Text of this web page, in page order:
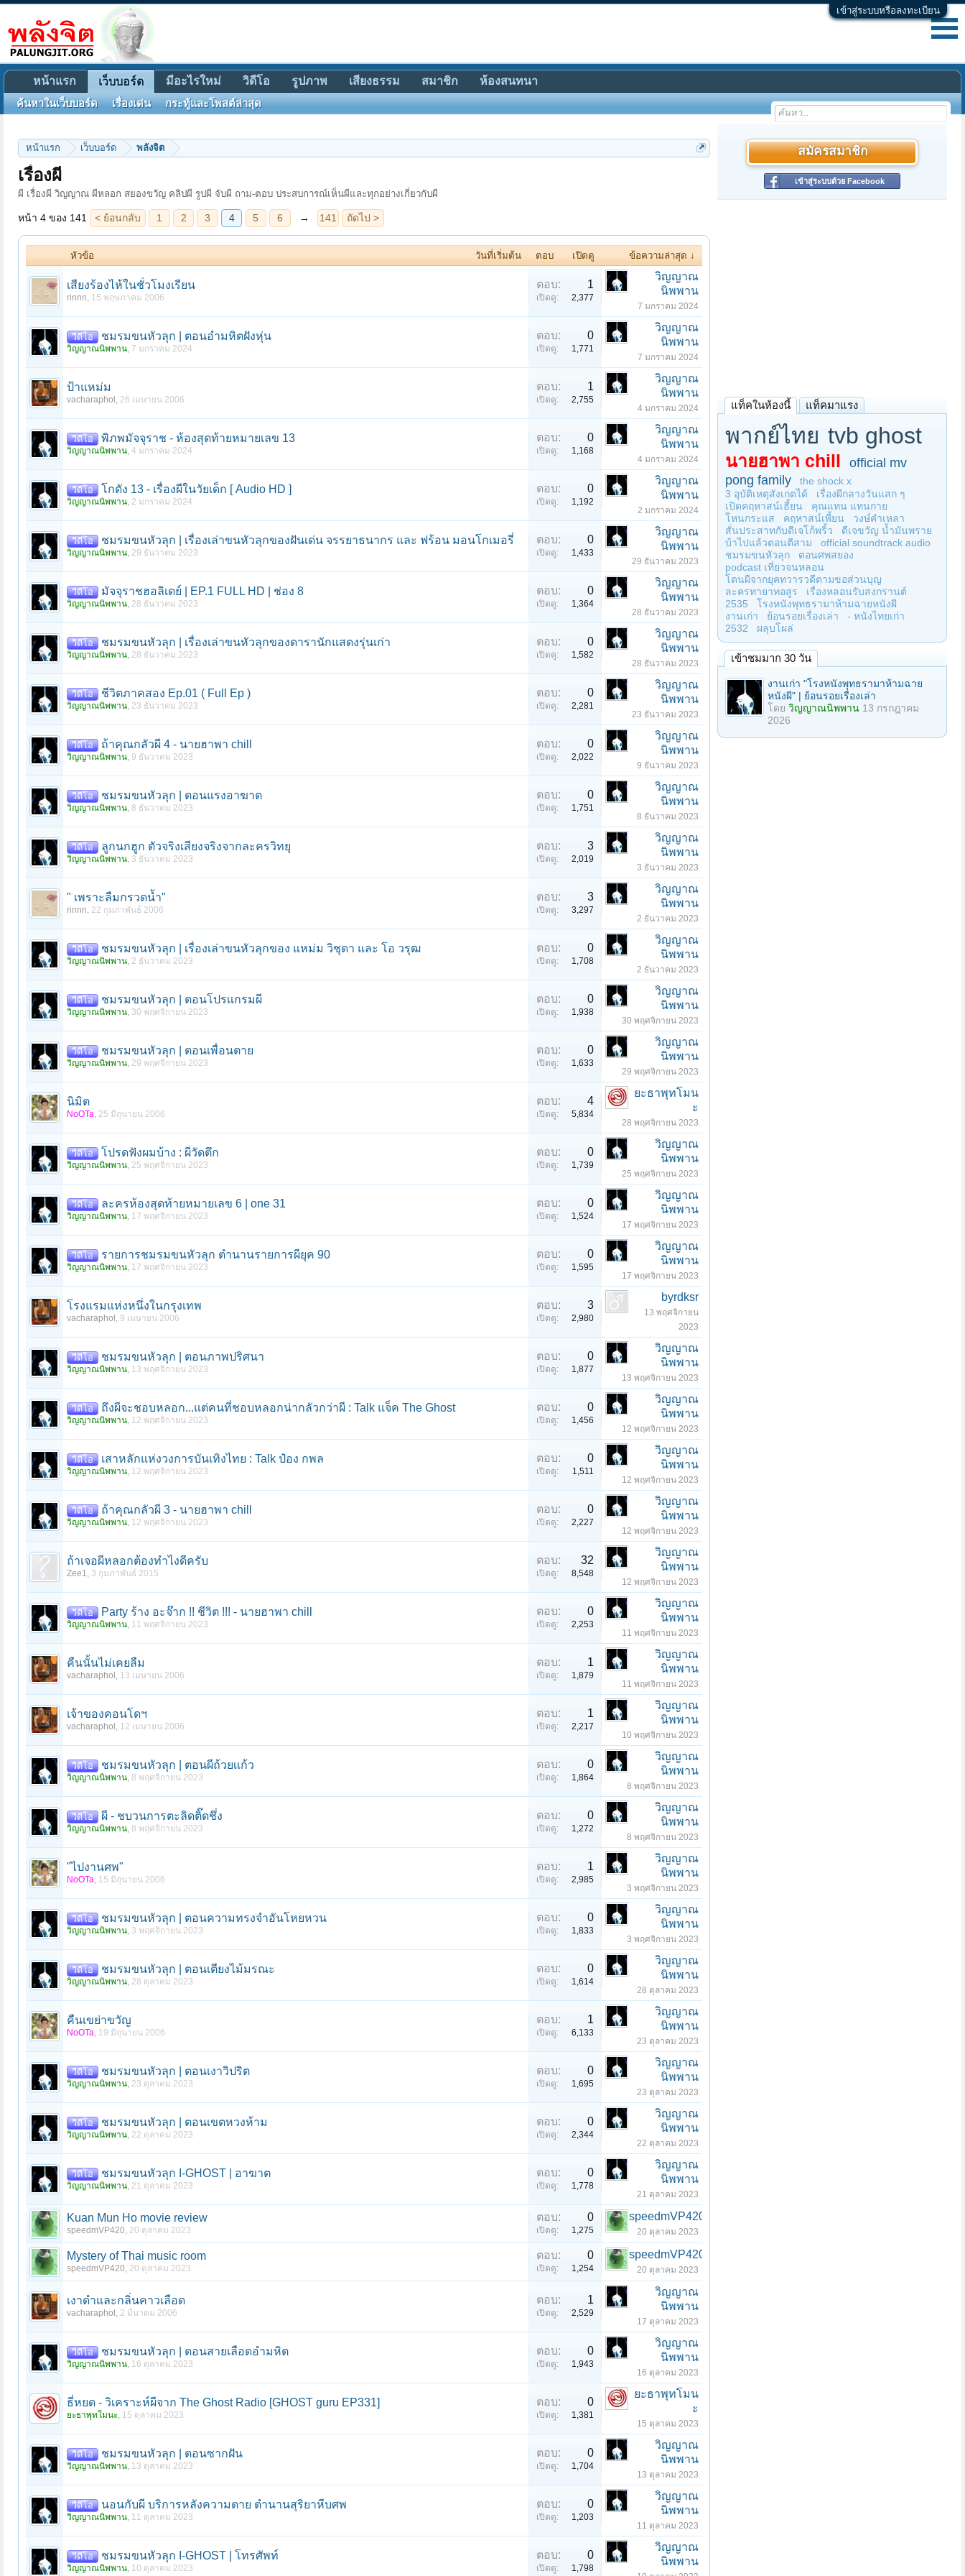
เข้าสู่ระบบหรือลงทะเบียน
หน้าแรก เว็บบอร์ด พลังจิต
เรื่องผี
ผี เรื่องผี วิญญาณ ผีหลอก สยองขวัญ คลิปผี รูปผี จับผี ถาม-ตอบ ประสบการณ์เห็นผีและทุกอย่างเกี่ยวกับผี
หน้า 4 ของ 141 < ย้อนกลับ 1 2 3 4 5 6 → 141 ถัดไป >
หัวข้อ วันที่เริ่มต้น ตอบ เปิดดู ข้อความล่าสุด ↓
เสียงร้องไห้ในชั่วโมงเรียน
rinnn, 15 พฤษภาคม 2006
ตอบ: 1
เปิดดู: 2,377
วิญญาณ
นิพพาน
7 มกราคม 2024
วีดีโอ ชมรมขนหัวลุก | ตอนอำมหิตฝังหุ่น
วิญญาณนิพพาน, 7 มกราคม 2024
ตอบ: 0
เปิดดู: 1,771
วิญญาณ
นิพพาน
7 มกราคม 2024
ป้าแหม่ม
vacharaphol , 26 เมษายน 2006
ตอบ: 1
เปิดดู: 2,755
วิญญาณ
นิพพาน
4 มกราคม 2024
วีดีโอ พิภพมัจจุราช - ห้องสุดท้ายหมายเลข 13
วิญญาณนิพพาน, 4 มกราคม 2024
ตอบ: 0
เปิดดู: 1,168
วิญญาณ
นิพพาน
4 มกราคม 2024
วีดีโอ โกดัง 13 - เรื่องผีในวัยเด็ก [ Audio HD ]
วิญญาณนิพพาน, 2 มกราคม 2024
ตอบ: 0
เปิดดู: 1,192
วิญญาณ
นิพพาน
2 มกราคม 2024
วีดีโอ ชมรมขนหัวลุก | เรื่องเล่าขนหัวลุกของฝันเด่น จรรยาธนากร และ ฟร้อน มอนโกเมอรี่
วิญญาณนิพพาน, 29 ธันวาคม 2023
ตอบ: 0
เปิดดู: 1,433
วิญญาณ
นิพพาน
29 ธันวาคม 2023
วีดีโอ มัจจุราชฮอลิเดย์ | EP.1 FULL HD | ช่อง 8
วิญญาณนิพพาน, 28 ธันวาคม 2023
ตอบ: 0
เปิดดู: 1,364
วิญญาณ
นิพพาน
28 ธันวาคม 2023
วีดีโอ ชมรมขนหัวลุก | เรื่องเล่าขนหัวลุกของดารานักแสดงรุ่นเก่า
วิญญาณนิพพาน, 28 ธันวาคม 2023
ตอบ: 0
เปิดดู: 1,582
วิญญาณ
นิพพาน
28 ธันวาคม 2023
วีดีโอ ชีวิตภาคสอง Ep.01 ( Full Ep )
วิญญาณนิพพาน, 23 ธันวาคม 2023
ตอบ: 0
เปิดดู: 2,281
วิญญาณ
นิพพาน
23 ธันวาคม 2023
วีดีโอ ถ้าคุณกลัวผี 4 - นายฮาพา chill
วิญญาณนิพพาน, 9 ธันวาคม 2023
ตอบ: 0
เปิดดู: 2,022
วิญญาณ
นิพพาน
9 ธันวาคม 2023
วีดีโอ ชมรมขนหัวลุก | ตอนแรงอาฆาต
วิญญาณนิพพาน, 8 ธันวาคม 2023
ตอบ: 0
เปิดดู: 1,751
วิญญาณ
นิพพาน
8 ธันวาคม 2023
วีดีโอ ลูกนกฮูก ตัวจริงเสียงจริงจากละครวิทยุ
วิญญาณนิพพาน, 3 ธันวาคม 2023
ตอบ: 3
เปิดดู: 2,019
วิญญาณ
นิพพาน
3 ธันวาคม 2023
" เพราะลืมกรวดน้ำ"
rinnn, 22 กุมภาพันธ์ 2006
ตอบ: 3
เปิดดู: 3,297
วิญญาณ
นิพพาน
2 ธันวาคม 2023
วีดีโอ ชมรมขนหัวลุก | เรื่องเล่าขนหัวลุกของ แหม่ม วิชุดา และ โอ วรุฒ
วิญญาณนิพพาน, 2 ธันวาคม 2023
ตอบ: 0
เปิดดู: 1,708
วิญญาณ
นิพพาน
2 ธันวาคม 2023
วีดีโอ ชมรมขนหัวลุก | ตอนโปรเเกรมผี
วิญญาณนิพพาน, 30 พฤศจิกายน 2023
ตอบ: 0
เปิดดู: 1,938
วิญญาณ
นิพพาน
30 พฤศจิกายน 2023
วีดีโอ ชมรมขนหัวลุก | ตอนเพื่อนตาย
วิญญาณนิพพาน, 29 พฤศจิกายน 2023
ตอบ: 0
เปิดดู: 1,633
วิญญาณ
นิพพาน
29 พฤศจิกายน 2023
นิมิต
NoOTa, 25 มิถุนายน 2006
ตอบ: 4
เปิดดู: 5,834
ยะธาพุทโมน
ะ
28 พฤศจิกายน 2023
วีดีโอ โปรดฟังผมบ้าง : ผีวัดตึก
วิญญาณนิพพาน, 25 พฤศจิกายน 2023
ตอบ: 0
เปิดดู: 1,739
วิญญาณ
นิพพาน
25 พฤศจิกายน 2023
วีดีโอ ละครห้องสุดท้ายหมายเลข 6 | one 31
วิญญาณนิพพาน, 17 พฤศจิกายน 2023
ตอบ: 0
เปิดดู: 1,524
วิญญาณ
นิพพาน
17 พฤศจิกายน 2023
วีดีโอ รายการชมรมขนหัวลุก ตำนานรายการผียุค 90
วิญญาณนิพพาน, 17 พฤศจิกายน 2023
ตอบ: 0
เปิดดู: 1,595
วิญญาณ
นิพพาน
17 พฤศจิกายน 2023
โรงแรมแห่งหนึ่งในกรุงเทพ
vacharaphol , 9 เมษายน 2006
ตอบ: 3
เปิดดู: 2,980
byrdksr
13 พฤศจิกายน
2023
วีดีโอ ชมรมขนหัวลุก | ตอนภาพปริศนา
วิญญาณนิพพาน, 13 พฤศจิกายน 2023
ตอบ: 0
เปิดดู: 1,877
วิญญาณ
นิพพาน
13 พฤศจิกายน 2023
วีดีโอ ถึงผีจะชอบหลอก...แต่คนที่ชอบหลอกน่ากลัวกว่าผี : Talk แจ็ค The Ghost
วิญญาณนิพพาน, 12 พฤศจิกายน 2023
ตอบ: 0
เปิดดู: 1,456
วิญญาณ
นิพพาน
12 พฤศจิกายน 2023
วีดีโอ เสาหลักแห่งวงการบันเทิงไทย : Talk ป๋อง กพล
วิญญาณนิพพาน, 12 พฤศจิกายน 2023
ตอบ: 0
เปิดดู: 1,511
วิญญาณ
นิพพาน
12 พฤศจิกายน 2023
วีดีโอ ถ้าคุณกลัวผี 3 - นายฮาพา chill
วิญญาณนิพพาน, 12 พฤศจิกายน 2023
ตอบ: 0
เปิดดู: 2,227
วิญญาณ
นิพพาน
12 พฤศจิกายน 2023
ถ้าเจอผีหลอกต้องทำไงดีครับ
Zee1, 3 กุมภาพันธ์ 2015
ตอบ: 32
เปิดดู: 8,548
วิญญาณ
นิพพาน
12 พฤศจิกายน 2023
วีดีโอ Party ร้าง อะจ๊าก !! ชีวิต !!! - นายฮาพา chill
วิญญาณนิพพาน, 11 พฤศจิกายน 2023
ตอบ: 0
เปิดดู: 2,253
วิญญาณ
นิพพาน
11 พฤศจิกายน 2023
คืนนั้นไม่เคยลืม
vacharaphol , 13 เมษายน 2006
ตอบ: 1
เปิดดู: 1,879
วิญญาณ
นิพพาน
11 พฤศจิกายน 2023
เจ้าของคอนโดฯ
vacharaphol , 12 เมษายน 2006
ตอบ: 1
เปิดดู: 2,217
วิญญาณ
นิพพาน
10 พฤศจิกายน 2023
วีดีโอ ชมรมขนหัวลุก | ตอนผีถ้วยเเก้ว
วิญญาณนิพพาน, 8 พฤศจิกายน 2023
ตอบ: 0
เปิดดู: 1,864
วิญญาณ
นิพพาน
8 พฤศจิกายน 2023
วีดีโอ ผี - ชบวนการตะลิดติ๊ดชึ่ง
วิญญาณนิพพาน, 8 พฤศจิกายน 2023
ตอบ: 0
เปิดดู: 1,272
วิญญาณ
นิพพาน
8 พฤศจิกายน 2023
"ไปงานศพ"
NoOTa, 15 มิถุนายน 2006
ตอบ: 1
เปิดดู: 2,985
วิญญาณ
นิพพาน
3 พฤศจิกายน 2023
วีดีโอ ชมรมขนหัวลุก | ตอนความทรงจำอันโหยหวน
วิญญาณนิพพาน, 3 พฤศจิกายน 2023
ตอบ: 0
เปิดดู: 1,833
วิญญาณ
นิพพาน
3 พฤศจิกายน 2023
วีดีโอ ชมรมขนหัวลุก | ตอนเตียงไม้มรณะ
วิญญาณนิพพาน, 28 ตุลาคม 2023
ตอบ: 0
เปิดดู: 1,614
วิญญาณ
นิพพาน
28 ตุลาคม 2023
คืนเขย่าขวัญ
NoOTa, 19 มิถุนายน 2006
ตอบ: 1
เปิดดู: 6,133
วิญญาณ
นิพพาน
23 ตุลาคม 2023
วีดีโอ ชมรมขนหัวลุก | ตอนเงาวิปริต
วิญญาณนิพพาน, 23 ตุลาคม 2023
ตอบ: 0
เปิดดู: 1,695
วิญญาณ
นิพพาน
23 ตุลาคม 2023
วีดีโอ ชมรมขนหัวลุก | ตอนเขตหวงห้าม
วิญญาณนิพพาน, 22 ตุลาคม 2023
ตอบ: 0
เปิดดู: 2,344
วิญญาณ
นิพพาน
22 ตุลาคม 2023
วีดีโอ ชมรมขนหัวลุก I-GHOST | อาฆาต
วิญญาณนิพพาน, 21 ตุลาคม 2023
ตอบ: 0
เปิดดู: 1,778
วิญญาณ
นิพพาน
21 ตุลาคม 2023
Kuan Mun Ho movie review
speedmVP420, 20 ตุลาคม 2023
ตอบ: 0
เปิดดู: 1,275
speedmVP420
20 ตุลาคม 2023
Mystery of Thai music room
speedmVP420, 20 ตุลาคม 2023
ตอบ: 0
เปิดดู: 1,254
speedmVP420
20 ตุลาคม 2023
เงาดำและกลิ่นคาวเลือด
vacharaphol , 2 มีนาคม 2006
ตอบ: 1
เปิดดู: 2,529
วิญญาณ
นิพพาน
17 ตุลาคม 2023
วีดีโอ ชมรมขนหัวลุก | ตอนสายเลือดอำมหิต
วิญญาณนิพพาน, 16 ตุลาคม 2023
ตอบ: 0
เปิดดู: 1,943
วิญญาณ
นิพพาน
16 ตุลาคม 2023
ธี่หยด - วิเคราะห์ผีจาก The Ghost Radio [GHOST guru EP331]
ยะธาพุทโมนะ, 15 ตุลาคม 2023
ตอบ: 0
เปิดดู: 1,381
ยะธาพุทโมน
ะ
15 ตุลาคม 2023
วีดีโอ ชมรมขนหัวลุก | ตอนซากฝัน
วิญญาณนิพพาน, 13 ตุลาคม 2023
ตอบ: 0
เปิดดู: 1,704
วิญญาณ
นิพพาน
13 ตุลาคม 2023
วีดีโอ นอนกับผี บริการหลังความตาย ตำนานสุริยาหีบศพ
วิญญาณนิพพาน, 11 ตุลาคม 2023
ตอบ: 0
เปิดดู: 1,203
วิญญาณ
นิพพาน
11 ตุลาคม 2023
วีดีโอ ชมรมขนหัวลุก I-GHOST | โทรศัพท์
วิญญาณนิพพาน, 10 ตุลาคม 2023
ตอบ: 0
เปิดดู: 1,798
วิญญาณ
นิพพาน
หน้า 4 ของ 141 < ย้อนกลับ 1 2 3 4
สมัครสมาชิก
เข้าสู่ระบบด้วย Facebook
แท็คในห้องนี้ แท็คมาแรง
พากย์ไทย tvb ghost
นายฮาพา chill
official mv
pong family
the shock x
3 อุบัติเหตุสังเกตได้
เรื่องผีกลางวันแสก ๆ
เปิดคฤหาสน์เฮี้ยน
คุณแทน แทนกาย
โหนกระแส
คฤหาสน์เพี้ยน
วงษ์คำเหลา
สั่นประสาทกับดีเจโก้พริ้ว
ดีเจขวัญ น้ำมันพราย
บ้าไปแล้วตอนตีสาม
official soundtrack audio
ชมรมขนหัวลุก
ตอนศพสยอง
podcast เที่ยวจนหลอน
โดนผีจากยุคทวารวดีตามขอส่วนบุญ
ละครทายาทอสูร
เรื่องหลอนรับสงกรานต์
2535
โรงหนังพุทธรามาห้ามฉายหนังผี
งานเก่า
ย้อนรอยเรื่องเล่า
- หนังไทยเก่า
2532
ผลุบโผล่
เข้าชมมาก 30 วัน
งานเก่า "โรงหนังพุทธรามาห้ามฉาย
หนังผี" | ย้อนรอยเรื่องเล่า
โดย วิญญาณนิพพาน 13 กรกฎาคม
2026
หน้าแรก เว็บบอร์ด
ค้นหาในเว็บบอร์ด เรื่องเด่น กระทู้และโพสต์ล่าสุด
มีอะไรใหม่ วิดีโอ รูปภาพ เสียงธรรม สมาชิก ห้องสนทนา